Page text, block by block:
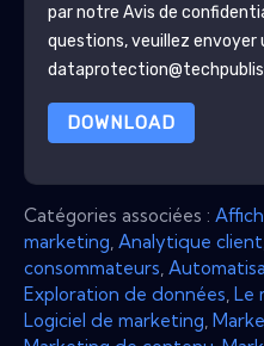
par notre Avis de
questions, veuillez envoyer
DOWNLOAD
Catégories associées :
marketing Analytique client
consommateurs
Exploration de données Le
Logiciel de marketing